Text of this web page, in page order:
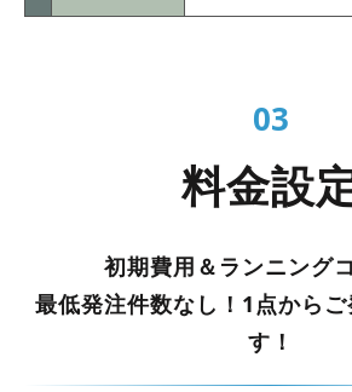
03
料金設
初期費用＆ランニング
最低発注件数なし！1点から
す！